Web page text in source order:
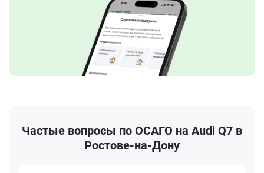
Частые вопросы по ОСАГО на Audi Q7 в
Ростове-на-Дону